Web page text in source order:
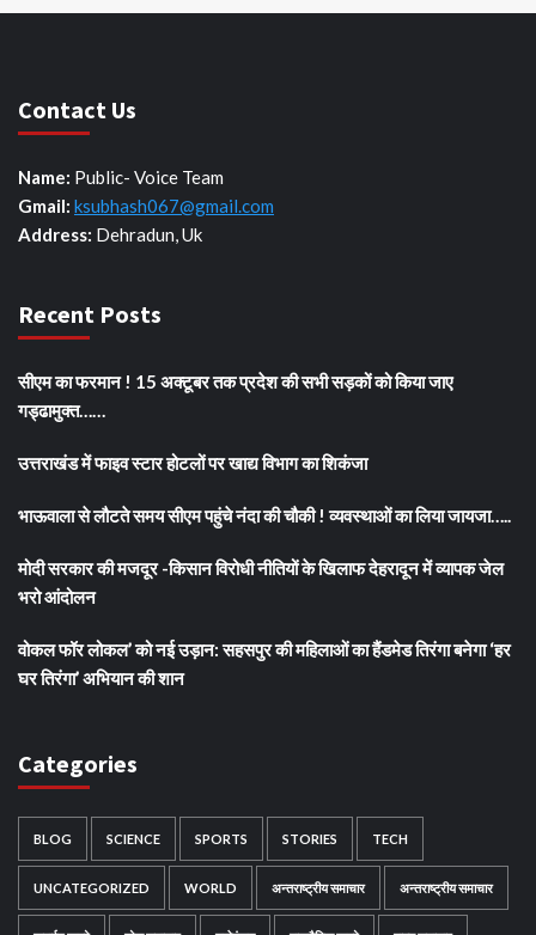
Contact Us
Name: Public- Voice Team
Gmail: ksubhash067@gmail.com
Address: Dehradun, Uk
Recent Posts
सीएम का फरमान ! 15 अक्टूबर तक प्रदेश की सभी सड़कों को किया जाए
गड्ढामुक्त……
उत्तराखंड में फाइव स्टार होटलों पर खाद्य विभाग का शिकंजा
भाऊवाला से लौटते समय सीएम पहुंचे नंदा की चौकी ! व्यवस्थाओं का लिया जायजा…..
मोदी सरकार की मजदूर -किसान विरोधी नीतियों के खिलाफ देहरादून में व्यापक जेल
भरो आंदोलन
वोकल फॉर लोकल’ को नई उड़ान: सहसपुर की महिलाओं का हैंडमेड तिरंगा बनेगा ‘हर
घर तिरंगा’ अभियान की शान
Categories
BLOG SCIENCE SPORTS STORIES TECH
UNCATEGORIZED WORLD अन्तराष्ट्रीय समाचार अन्तराष्ट्रीय समाचार